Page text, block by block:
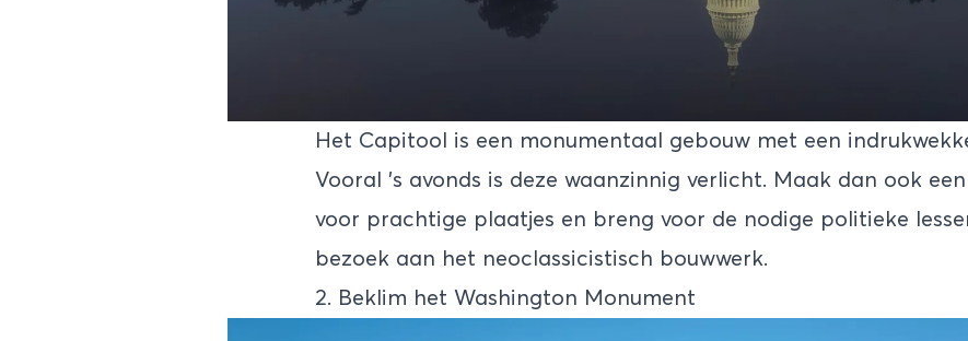
Het Capitool is een monumentaal gebouw met een
Vooral ’s avonds is deze waanzinnig verlicht. Maak dan ook
voor prachtige plaatjes en breng voor de nodige politieke
bezoek aan het neoclassicistisch bouwwerk.
2. Beklim het Washington Monument